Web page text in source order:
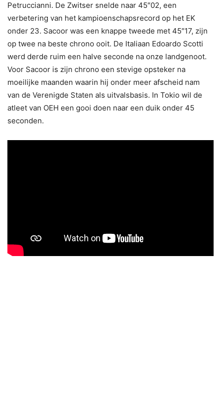
Petruccianni. De Zwitser snelde naar 45″02, een
verbetering van het kampioenschapsrecord op het EK
onder 23. Sacoor was een knappe tweede met 45″17, zijn
op twee na beste chrono ooit. De Italiaan Edoardo Scotti
werd derde ruim een halve seconde na onze landgenoot.
Voor Sacoor is zijn chrono een stevige opsteker na
moeilijke maanden waarin hij onder meer afscheid nam
van de Verenigde Staten als uitvalsbasis. In Tokio wil de
atleet van OEH een gooi doen naar een duik onder 45
seconden.